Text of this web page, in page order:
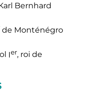
Bernhard
de Monténégro
Ier, roi de